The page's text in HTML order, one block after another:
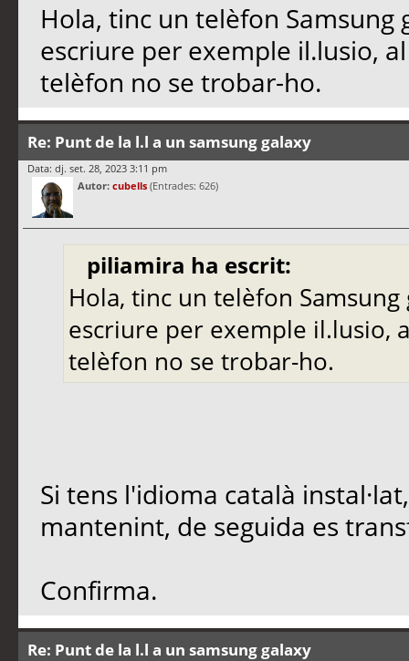
Hola, tinc un telèfon
escriure per exemple il.lusio,
telèfon no se trobar-ho.
Re: Punt de la l.l a un samsung galaxy
Data: dj. set. 28, 2023 3:11 pm
Autor: cubells (Entrades: 626)
piliamira ha escrit:
Hola, tinc un telèfon
escriure per exemple il.lusio,
telèfon no se trobar-ho.
Si tens l'idioma català
mantenint, de seguida es
Confirma.
Re: Punt de la l.l a un samsung galaxy